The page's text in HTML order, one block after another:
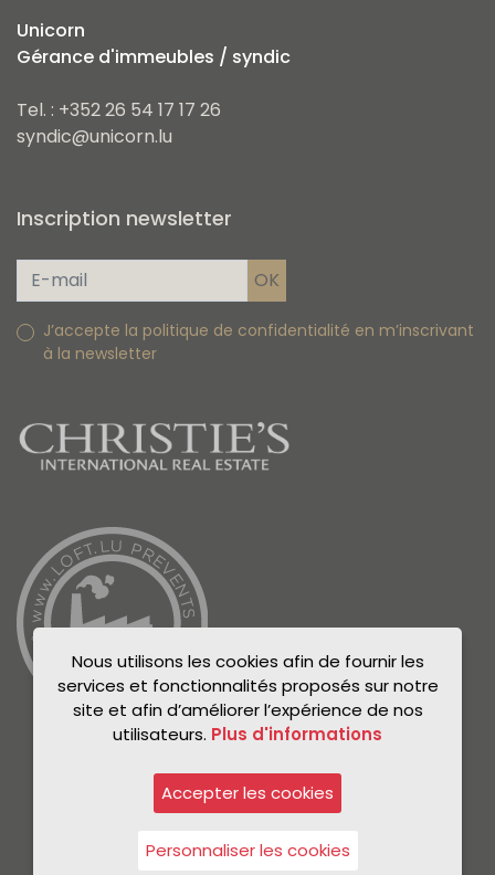
Unicorn
Gérance d'immeubles / syndic
Tel. : +352 26 54 17 17 26
syndic@unicorn.lu
Inscription newsletter
J’accepte la politique de confidentialité en m’inscrivant
à la newsletter
Politique de confidentialité
Nous utilisons les cookies afin de fournir les
services et fonctionnalités proposés sur notre
site et afin d’améliorer l’expérience de nos
utilisateurs. Plus d'informations
Accepter les cookies
Personnaliser les cookies